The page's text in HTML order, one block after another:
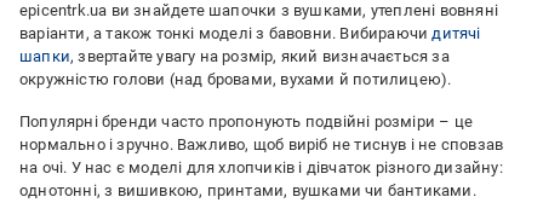
epicentrk.ua ви знайдете шапочки з вушками, утеплені вовняні
варіанти, а також тонкі моделі з бавовни. Вибираючидитячі
шапки, звертайте увагу на розмір, який визначається за
окружністю голови (над бровами, вухами й потилицею).
Популярні бренди часто пропонують подвійні розміри – це
нормально і зручно. Важливо, щоб виріб не тиснув і не сповзав
на очі. У нас є моделі для хлопчиків і дівчаток різного дизайну:
однотонні, з вишивкою, принтами, вушками чи бантиками.